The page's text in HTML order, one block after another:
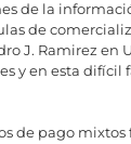
de la
de
J. Ramirez en
y en esta difícil
de pago